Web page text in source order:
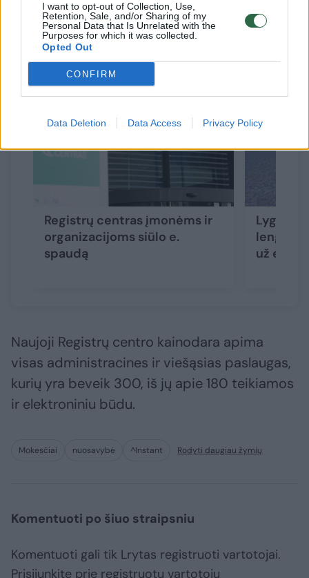
I want to opt-out of Collection, Use,
Retention, Sale, and/or Sharing of my
Personal Data that Is Unrelated with the
Purposes for which it was collected.
Opted Out
CONFIRM
Data Deletion Data Access Privacy Policy
Susiję straipsniai
Registrų centras įmonėms ir
organizacijoms siūlo e.
spaudą
Lyg
už
Naujoji Registrų centro kainodara apima
visas administracines ir viešąsias paslaugas,
kurių yra beveik 300, iš jų apie 180 teikiamos
ir elektroniniu būdu.
Mokesčiai nuosavybė ^Instant Rodyti daugiau žymių
Komentuoti po šiuo straipsniu
Komentuoti gali tik Lrytas registruoti vartotojai.
Prisijunkite prie registruotų vartotojų